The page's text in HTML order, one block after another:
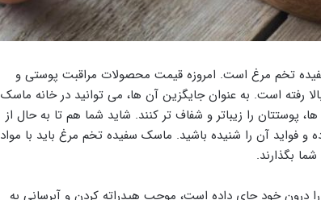
تخم مرغ است. امروزه قیمت محصولات مراقبت پوستی و
رفته است. به عنوان جایگزین آن ها، می توانید در خانه ماسک
پوستتان را زیباتر و شفاف تر کنند. شاید شما هم تا به حال از
و فواید آن را شنیده باشید. ماسک سفیده تخم مرغ باید با مواد
بگذارند.
درون خود جای داده است، موجب هیدراته کردن و آبرسانی به